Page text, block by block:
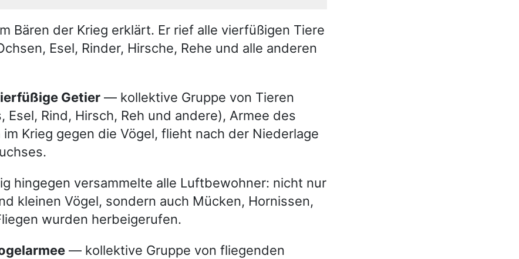
Bären der Krieg erklärt. Er rief alle vierfüßigen Tiere
Esel, Rinder, Hirsche, Rehe und alle anderen
Getier — kollektive Gruppe von Tieren
Esel, Rind, Hirsch, Reh und andere), Armee des
im Krieg gegen die Vögel, flieht nach der Niederlage
hingegen versammelte alle Luftbewohner: nicht nur
kleinen Vögel, sondern auch Mücken, Hornissen,
wurden herbeigerufen.
— kollektive Gruppe von fliegenden